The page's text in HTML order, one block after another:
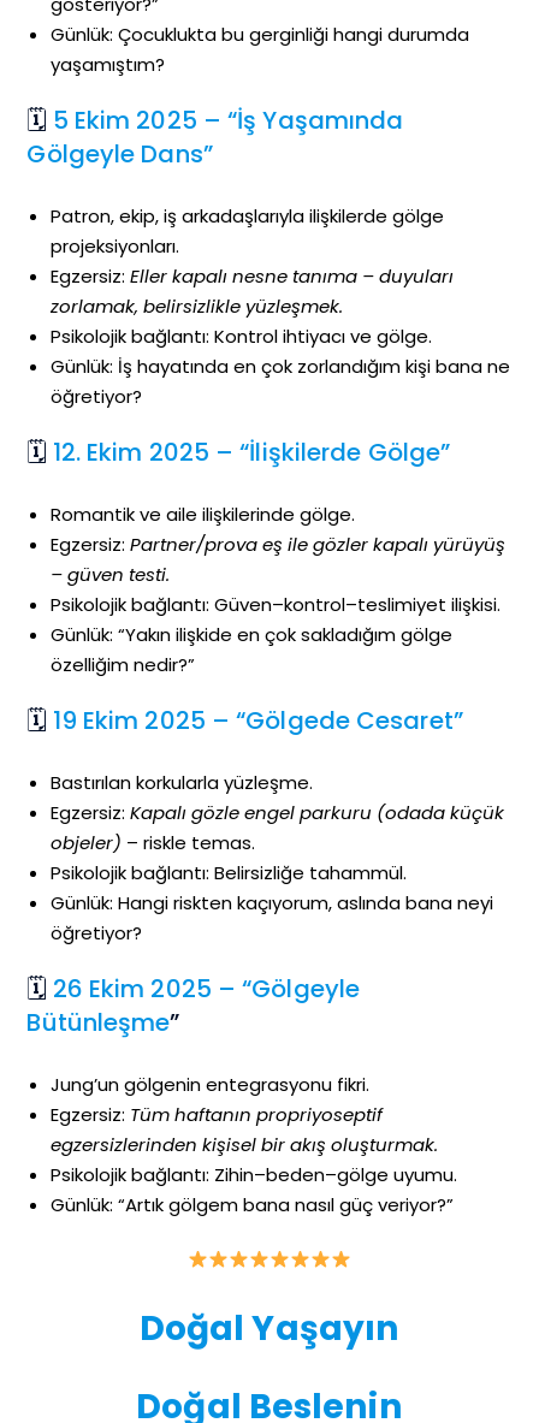
Günlük: Çocuklukta bu gerginliği hangi durumda
yaşamıştım?
🗓 5 Ekim 2025 – “İş Yaşamında
Gölgeyle Dans”
Patron, ekip, iş arkadaşlarıyla ilişkilerde gölge
projeksiyonları.
Egzersiz:Eller kapalı nesne tanıma – duyuları
zorlamak, belirsizlikle yüzleşmek.
Psikolojik bağlantı: Kontrol ihtiyacı ve gölge.
Günlük: İş hayatında en çok zorlandığım kişi bana ne
öğretiyor?
🗓 12. Ekim 2025 – “İlişkilerde Gölge”
Romantik ve aile ilişkilerinde gölge.
Egzersiz:Partner/prova eş ile gözler kapalı yürüyüş
– güven testi.
Psikolojik bağlantı: Güven–kontrol–teslimiyet ilişkisi.
Günlük: “Yakın ilişkide en çok sakladığım gölge
özelliğim nedir?”
🗓 19 Ekim 2025 – “Gölgede Cesaret”
Bastırılan korkularla yüzleşme.
Egzersiz:Kapalı gözle engel parkuru (odada küçük
objeler) – riskle temas.
Psikolojik bağlantı: Belirsizliğe tahammül.
Günlük: Hangi riskten kaçıyorum, aslında bana neyi
öğretiyor?
🗓 26 Ekim 2025 – “Gölgeyle
Bütünleşme”
Jung’un gölgenin entegrasyonu fikri.
Egzersiz: Tüm haftanın propriyoseptif
egzersizlerinden kişisel bir akış oluşturmak.
Psikolojik bağlantı: Zihin–beden–gölge uyumu.
Günlük: “Artık gölgem bana nasıl güç veriyor?”
Doğal Yaşayın
Doğal Beslenin